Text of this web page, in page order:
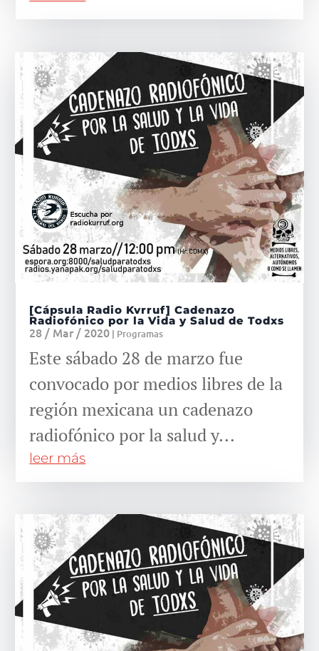
[Cápsula Radio Kvrruf] Cadenazo
Radiofónico por la Vida y Salud de Todxs
28 / Mar / 2020 | Programas
Este sábado 28 de marzo fue
convocado por medios libres de la
región mexicana un cadenazo
radiofónico por la salud y...
leer más